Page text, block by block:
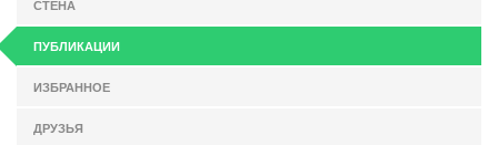
СТЕНА
ПУБЛИКАЦИИ
ИЗБРАННОЕ
ДРУЗЬЯ